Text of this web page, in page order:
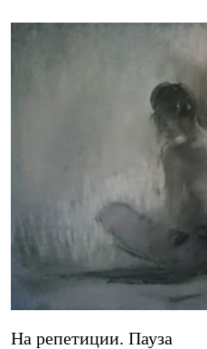
На репетиции. Пауза